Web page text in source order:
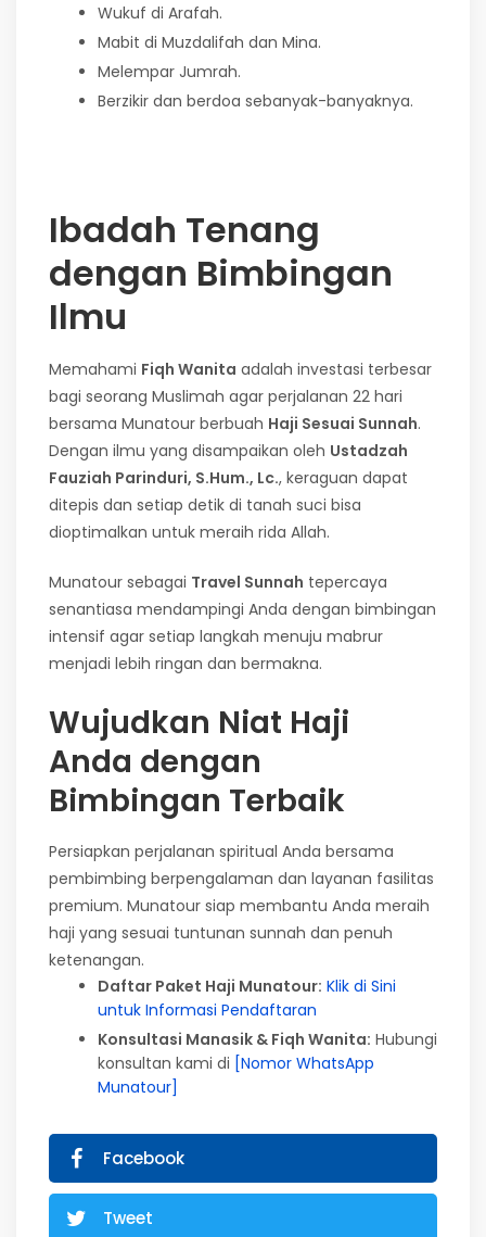
Wukuf di Arafah.
Mabit di Muzdalifah dan Mina.
Melempar Jumrah.
Berzikir dan berdoa sebanyak-banyaknya.
Ibadah Tenang
dengan Bimbingan
Ilmu
Memahami Fiqh Wanita adalah investasi terbesar
bagi seorang Muslimah agar perjalanan 22 hari
bersama Munatour berbuah Haji Sesuai Sunnah.
Dengan ilmu yang disampaikan oleh Ustadzah
Fauziah Parinduri, S.Hum., Lc., keraguan dapat
ditepis dan setiap detik di tanah suci bisa
dioptimalkan untuk meraih rida Allah.
Munatour sebagai Travel Sunnah tepercaya
senantiasa mendampingi Anda dengan bimbingan
intensif agar setiap langkah menuju mabrur
menjadi lebih ringan dan bermakna.
Wujudkan Niat Haji
Anda dengan
Bimbingan Terbaik
Persiapkan perjalanan spiritual Anda bersama
pembimbing berpengalaman dan layanan fasilitas
premium. Munatour siap membantu Anda meraih
haji yang sesuai tuntunan sunnah dan penuh
ketenangan.
Daftar Paket Haji Munatour: Klik di Sini
untuk Informasi Pendaftaran
Konsultasi Manasik & Fiqh Wanita: Hubungi
konsultan kami di [Nomor WhatsApp
Munatour]
Facebook
Tweet